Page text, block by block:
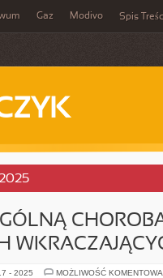
Gaz Modivo Spis
- 2025 MOŻLIWOŚĆ